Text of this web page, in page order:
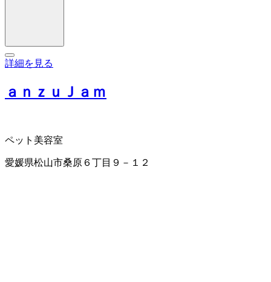
詳細を見る
ａｎｚｕＪａｍ
ペット美容室
愛媛県松山市桑原６丁目９－１２